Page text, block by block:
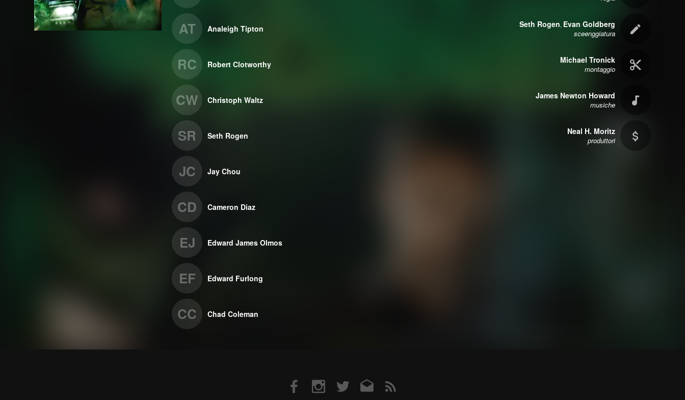
AT Analeigh Tipton
RC Robert Clotworthy
CW Christoph Waltz
SR Seth Rogen
JC Jay Chou
CD Cameron Diaz
EJ Edward James Olmos
EF Edward Furlong
CC Chad Coleman
Seth Rogen, Evan Goldberg
sceenggiatura
Michael Tronick
montaggio
James Newton Howard
musiche
Neal H. Moritz
produttori